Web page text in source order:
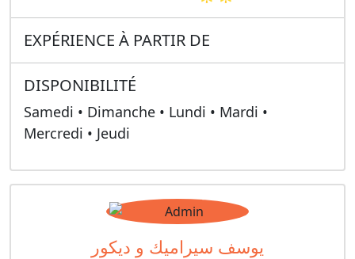
EXPÉRIENCE À PARTIR DE
DISPONIBILITÉ
Samedi • Dimanche • Lundi • Mardi •
Mercredi • Jeudi
يوسف سيراميك و ديكور